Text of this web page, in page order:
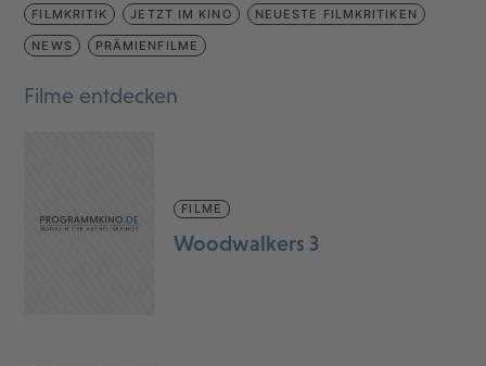
FILMKRITIK JETZT IM KINO NEUESTE FILMKRITIKEN
NEWS PRÄMIENFILME
Filme entdecken
FILME
Woodwalkers 3